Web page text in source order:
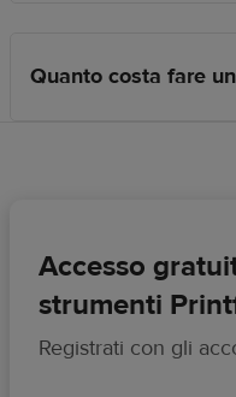
Quanto costa fare
Accesso
strumenti
Registrati con gli